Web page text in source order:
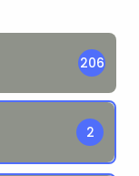
206
2